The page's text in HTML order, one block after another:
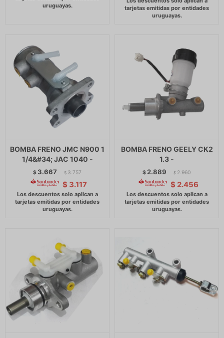
BOMBA FRENO JMC N900 1
1/4&#34; JAC 1040 -
$ 3.667 $ 3.757
$ 3.117
BOMBA FRENO GEELY CK2
1.3 -
$ 2.889 $ 2.960
$ 2.456